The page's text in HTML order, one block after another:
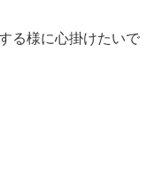
る様に心掛けたいで